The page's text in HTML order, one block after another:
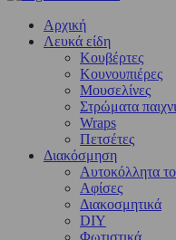
Αρχική
Λευκά είδη
Kουβέρτες
Κουνουπιέρες
Μουσελίνες
Στρώματα
Wraps
Πετσέτες
Διακόσμηση
Αυτοκόλλητα
Αφίσες
Διακοσμητικά
DIY